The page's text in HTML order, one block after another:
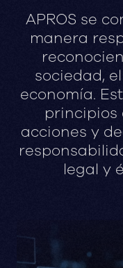
APROS se
manera
sociedad, el
economía.
principios
acciones y
legal y